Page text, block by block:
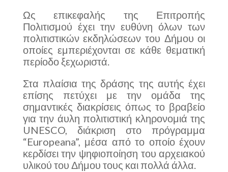
Ως επικεφαλής της Επιτροπής
Πολιτισμού έχει την ευθύνη όλων των
πολιτιστικών εκδηλώσεων του Δήμου οι
οποίες εμπεριέχονται σε κάθε θεματική
περίοδο ξεχωριστά.
Στα πλαίσια της δράσης της αυτής έχει
επίσης πετύχει με την ομάδα της
σημαντικές διακρίσεις όπως το βραβείο
για την άυλη πολιτιστική κληρονομιά της
UNESCO, διάκριση στο πρόγραμμα
“Europeana”, μέσα από το οποίο έχουν
κερδίσει την ψηφιοποίηση του αρχειακού
υλικού του Δήμου τους και πολλά άλλα.